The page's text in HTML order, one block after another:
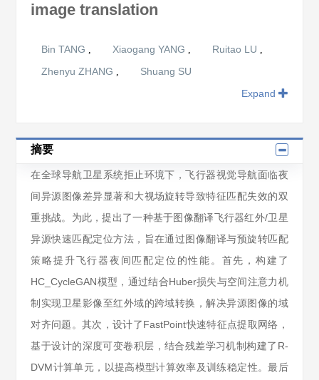
image translation
Bin TANG , Xiaogang YANG , Ruitao LU ,
Zhenyu ZHANG ,
Shuang SU
Expand
摘要
在全球导航卫星系统拒止环境下，飞行器视觉导航面临夜
间异源图像差异显著和大视场旋转导致特征匹配失效的双
重挑战。为此，提出了一种基于图像翻译飞行器红外/卫星
异源快速匹配定位方法，旨在通过图像翻译与预旋转匹配
策略提升飞行器夜间匹配定位的性能。首先，构建了
HC_CycleGAN模型，通过结合Huber损失与空间注意力机
制实现卫星影像至红外域的跨域转换，解决异源图像的域
对齐问题。其次，设计了FastPoint快速特征点提取网络，
基于设计的深度可变卷积层，结合残差学习机制构建了R-
DVM计算单元，以提高模型计算效率及训练稳定性。最后